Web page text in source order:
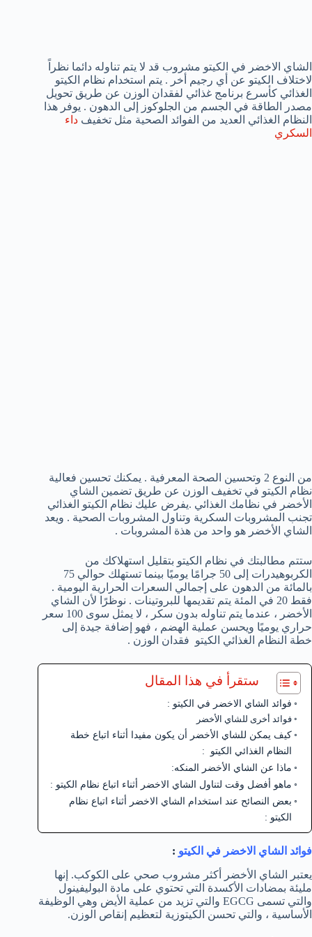
الشاي الاخضر في الكيتو مشروب قد لا يتم تناوله دائما نظراً
لاختلاف الكيتو عن أي رجيم أخر . يتم استخدام نظام الكيتو
الغذائي كأسرع برنامج غذائي لفقدان الوزن عن طريق تحويل
مصدر الطاقة في الجسم من الجلوكوز إلى الدهون . يوفر هذا
النظام الغذائي العديد من الفوائد الصحية مثل تخفيف داء
السكري
من النوع 2 وتحسين الصحة المعرفية . يمكنك تحسين فعالية
نظام الكيتو في تخفيف الوزن عن طريق تضمين الشاي
الأخضر في نظامك الغذائي .يفرض عليك نظام الكيتو الغذائي
تجنب المشروبات السكرية وتناول المشروبات الصحية . ويعد
الشاي الأخضر هو واحد من هذة المشروبات .
ستتم مطالبتك في نظام الكيتو بتقليل استهلاكك من
الكربوهيدرات إلى 50 جرامًا يوميًا بينما تستهلك حوالي 75
بالمائة من الدهون على إجمالي السعرات الحرارية اليومية .
فقط 20 في المئة يتم تقديمها للبروتينات . نوظرًا لأن الشاي
الأخضر ، عندما يتم تناوله بدون سكر ، لا يمثل سوى 100 سعر
حراري يوميًا ويحسن عملية الهضم ، فهو إضافة جيدة إلى
خطة النظام الغذائي الكيتو فقدان الوزن .
ستقرأ في هذا المقال
فوائد الشاي الاخضر في الكيتو :
فوائد أخرى للشاي الأخضر
كيف يمكن للشاي الأخضر أن يكون مفيدا أثناء اتباع خطة
النظام الغذائي الكيتو :
ماذا عن الشاي الأخضر المنكه:
ماهو أفضل وقت لتناول الشاي الاخضر أثناء اتباع نظام الكيتو :
بعض النصائح عند استخدام الشاي الاخضر أثناء اتباع نظام
الكيتو :
فوائد الشاي الاخضر في الكيتو :
يعتبر الشاي الأخضر أكثر مشروب صحي على الكوكب. إنها
مليئة بمضادات الأكسدة التي تحتوي على مادة البوليفينول
والتي تسمى EGCG والتي تزيد من عملية الأيض وهي الوظيفة
الأساسية ، والتي تحسن الكيتوزية لتعظيم إنقاص الوزن.